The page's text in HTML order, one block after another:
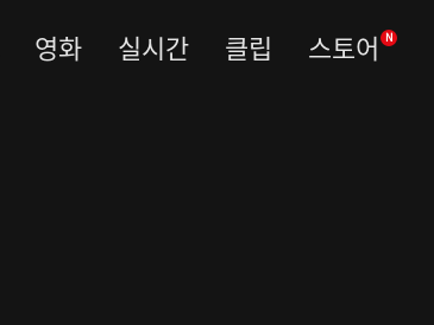
영화 실시간 클립 스토어 N